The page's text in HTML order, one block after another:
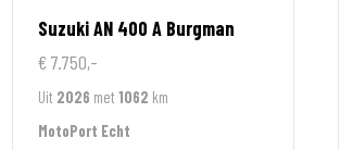
SuzukiAN 400 A Burgman
€ 7.750,-
Uit 2026 met 1062 km
MotoPort Echt